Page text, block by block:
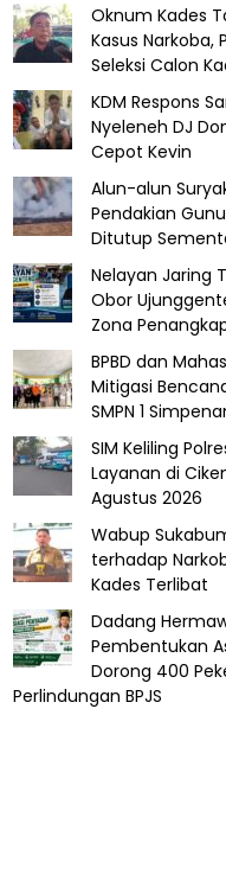
Oknum Kades
Kasus Narkoba,
Seleksi Calon
KDM Respons
Nyeleneh DJ
Cepot Kevin
Alun-alun
Pendakian
Ditutup
Nelayan Jaring
Obor
Zona
BPBD dan
Mitigasi
SMPN 1
SIM Keliling
Layanan di
Agustus 2026
Wabup
terhadap
Kades Terlibat
Dadang
Pembentukan
Dorong 400
Perlindungan BPJS